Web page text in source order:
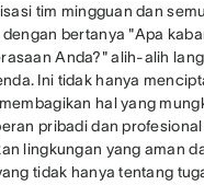
tim mingguan dan
bertanya "Apa
Anda?" alih-alih
Ini tidak hanya
hal yang
pribadi dan
lingkungan yang aman
tidak hanya tentang